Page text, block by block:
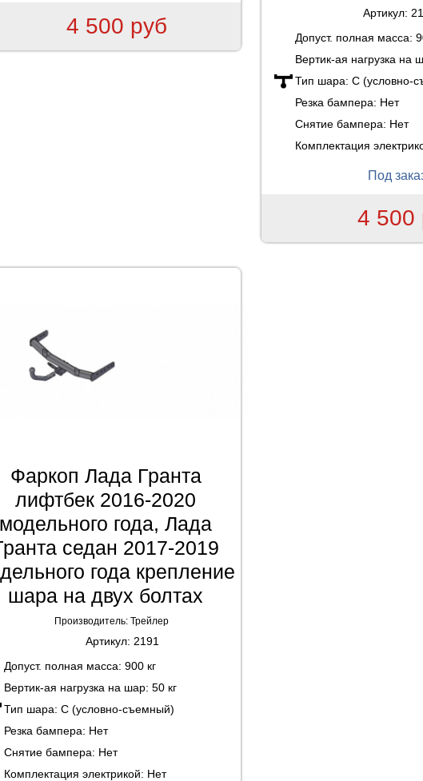
4 500 руб
Артикул:
Допуст. полная масса:
Вертик-ая нагрузка на
Тип шара: C (условно-
Резка бампера: Нет
Снятие бампера: Нет
Комплектация
Под
4 500
Фаркоп Лада Гранта
лифтбек 2016-2020
модельного года, Лада
седан 2017-2019
года крепление
шара на двух болтах
Производитель: Трейлер
Артикул: 2191
Допуст. полная масса: 900 кг
Вертик-ая нагрузка на шар: 50 кг
Тип шара: C (условно-съемный)
Резка бампера: Нет
Снятие бампера: Нет
Комплектация электрикой: Нет